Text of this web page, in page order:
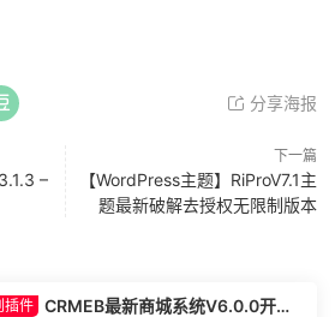
分享海报
–
下一篇
【WordPress主题】RiProV7.1主
题最新破解去授权无限制版本
插件 CRMEB最新商城系统V6.0.0开源